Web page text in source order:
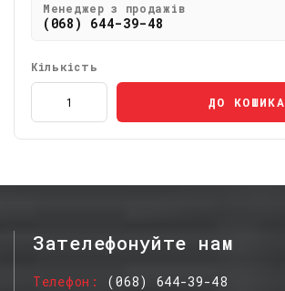
Менеджер з продажів
(068) 644-39-48
Кількість
ДО КОШИКА
Зателефонуйте нам
Телефон
(068) 644-39-48